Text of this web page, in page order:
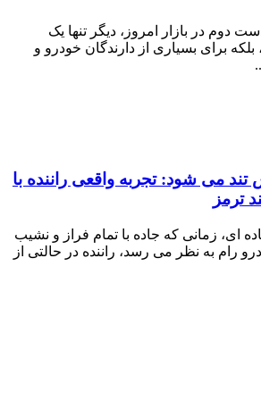
دوم در بازار امروز، دیگر تنها یک
برای بسیاری از دارندگان خودرو و
می شود: تجربه واقعی راننده با
ترمز
ای، زمانی که جاده با تمام فراز و نشیب
رام به نظر می رسد، راننده در حالتی از